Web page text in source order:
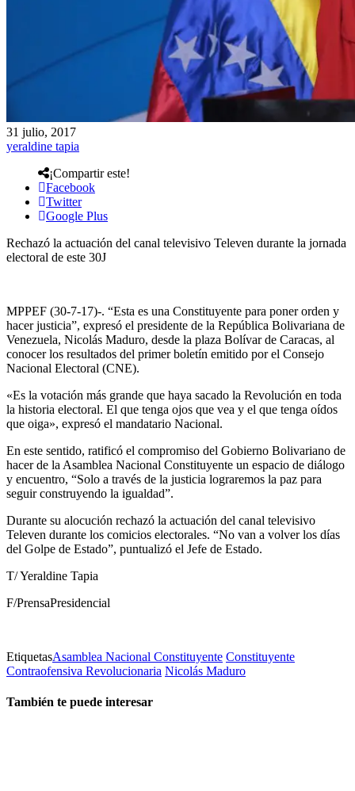
31 julio, 2017
yeraldine tapia
¡Compartir este!
Facebook
Twitter
Google Plus
Rechazó la actuación del canal televisivo Televen durante la jornada
electoral de este 30J
MPPEF (30-7-17)-. “Esta es una Constituyente para poner orden y
hacer justicia”, expresó el presidente de la República Bolivariana de
Venezuela, Nicolás Maduro, desde la plaza Bolívar de Caracas, al
conocer los resultados del primer boletín emitido por el Consejo
Nacional Electoral (CNE).
«Es la votación más grande que haya sacado la Revolución en toda
la historia electoral. El que tenga ojos que vea y el que tenga oídos
que oiga», expresó el mandatario Nacional.
En este sentido, ratificó el compromiso del Gobierno Bolivariano de
hacer de la Asamblea Nacional Constituyente un espacio de diálogo
y encuentro, “Solo a través de la justicia lograremos la paz para
seguir construyendo la igualdad”.
Durante su alocución rechazó la actuación del canal televisivo
Televen durante los comicios electorales. “No van a volver los días
del Golpe de Estado”, puntualizó el Jefe de Estado.
T/ Yeraldine Tapia
F/PrensaPresidencial
EtiquetasAsamblea Nacional Constituyente Constituyente
Contraofensiva Revolucionaria Nicolás Maduro
También te puede interesar